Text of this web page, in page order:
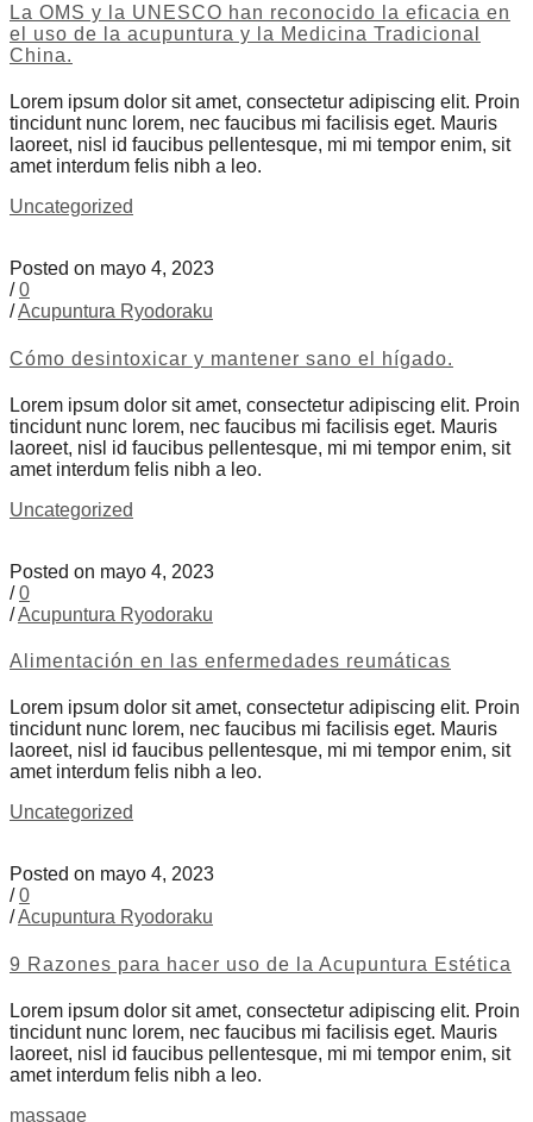
La OMS y la UNESCO han reconocido la eficacia en
el uso de la acupuntura y la Medicina Tradicional
China.
Lorem ipsum dolor sit amet, consectetur adipiscing elit. Proin
tincidunt nunc lorem, nec faucibus mi facilisis eget. Mauris
laoreet, nisl id faucibus pellentesque, mi mi tempor enim, sit
amet interdum felis nibh a leo.
Uncategorized
Posted on mayo 4, 2023
/0
/Acupuntura Ryodoraku
Cómo desintoxicar y mantener sano el hígado.
Lorem ipsum dolor sit amet, consectetur adipiscing elit. Proin
tincidunt nunc lorem, nec faucibus mi facilisis eget. Mauris
laoreet, nisl id faucibus pellentesque, mi mi tempor enim, sit
amet interdum felis nibh a leo.
Uncategorized
Posted on mayo 4, 2023
/0
/Acupuntura Ryodoraku
Alimentación en las enfermedades reumáticas
Lorem ipsum dolor sit amet, consectetur adipiscing elit. Proin
tincidunt nunc lorem, nec faucibus mi facilisis eget. Mauris
laoreet, nisl id faucibus pellentesque, mi mi tempor enim, sit
amet interdum felis nibh a leo.
Uncategorized
Posted on mayo 4, 2023
/0
/Acupuntura Ryodoraku
9 Razones para hacer uso de la Acupuntura Estética
Lorem ipsum dolor sit amet, consectetur adipiscing elit. Proin
tincidunt nunc lorem, nec faucibus mi facilisis eget. Mauris
laoreet, nisl id faucibus pellentesque, mi mi tempor enim, sit
amet interdum felis nibh a leo.
massage